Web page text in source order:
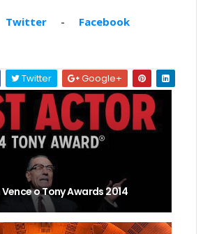
Twitter- Facebook
Twitter Google+
o Tony Awards 2014